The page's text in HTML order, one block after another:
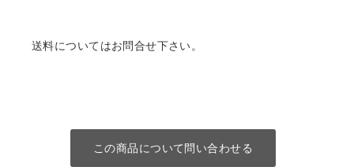
送料についてはお問合せ下さい。
この商品について問い合わせる